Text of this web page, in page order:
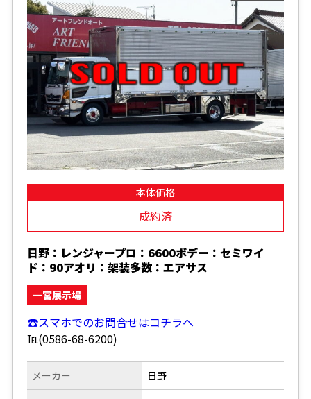
本体価格
成約済
日野：レンジャープロ：6600ボデー：セミワイ
ド：90アオリ：架装多数：エアサス
一宮展示場
☎スマホでのお問合せはコチラへ
℡(0586-68-6200)
メーカー 日野